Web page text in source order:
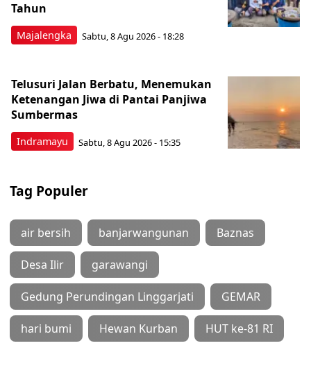
Majalengka
Tahun
Sabtu, 8 Agu 2026 - 18:28
Indramayu
Telusuri Jalan Berbatu, Menemukan
Ketenangan Jiwa di Pantai Panjiwa
Sumbermas
Sabtu, 8 Agu 2026 - 15:35
Tag Populer
air bersih banjarwangunan Baznas
Desa Ilir garawangi
Gedung Perundingan Linggarjati GEMAR
hari bumi Hewan Kurban HUT ke-81 RI